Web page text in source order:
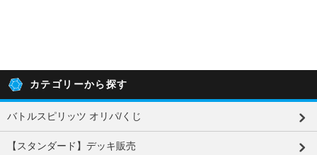
カテゴリーから探す
バトルスピリッツ オリパ/くじ
【スタンダード】デッキ販売